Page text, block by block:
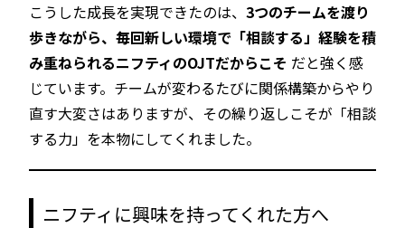
こうした成長を実現できたのは、 3つのチームを渡り
歩きながら、毎回新しい環境で「相談する」経験を積
み重ねられるニフティのOJTだからこそ だと強く感
じています。チームが変わるたびに関係構築からやり
直す大変さはありますが、その繰り返しこそが「相談
する力」を本物にしてくれました。
ニフティに興味を持ってくれた方へ